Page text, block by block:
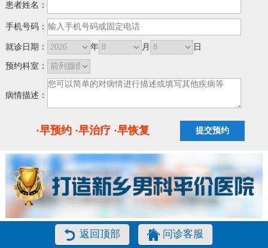
患者姓名：
手机号码：
就诊日期： 年 月 日
预约科室：
病情描述：
·早预约 ·早治疗 ·早恢复
返回顶部 问诊客服